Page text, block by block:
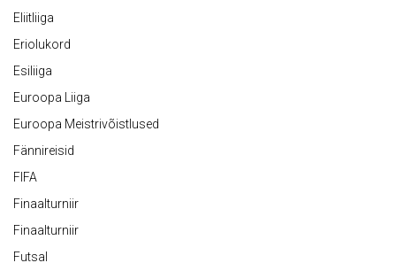
Eliitliiga
Eriolukord
Esiliiga
Euroopa Liiga
Euroopa Meistrivõistlused
Fännireisid
FIFA
Finaalturniir
Finaalturniir
Futsal